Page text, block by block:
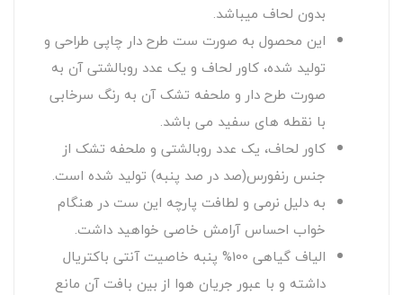
بدون لحاف میباشد.
این محصول به صورت ست طرح دار چاپی طراحی و
تولید شده، کاور لحاف و یک عدد روبالشتی آن به
صورت طرح دار و ملحفه تشک آن به رنگ سرخابی
با نقطه های سفید می باشد.
کاور لحاف، یک عدد روبالشتی و ملحفه تشک از
جنس رنفورس(صد در صد پنبه) تولید شده است.
به دلیل نرمی و لطافت پارچه این ست در هنگام
خواب احساس آرامش خاصی خواهید داشت.
الیاف گیاهی 100% پنبه خاصیت آنتی باکتریال
داشته و با عبور جریان هوا از بین بافت آن مانع